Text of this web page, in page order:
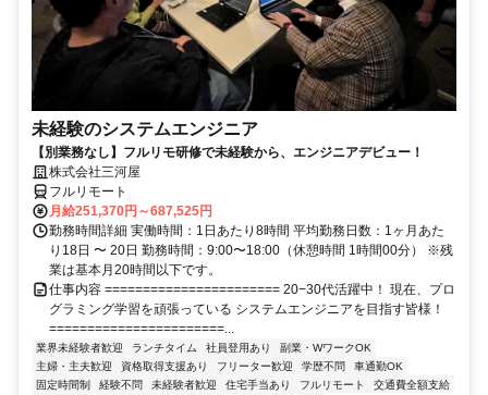
未経験のシステムエンジニア
【別業務なし】フルリモ研修で未経験から、エンジニアデビュー！
株式会社三河屋
フルリモート
月給251,370円～687,525円
勤務時間詳細 実働時間：1日あたり8時間 平均勤務日数：1ヶ月あた
り18日 〜 20日 勤務時間：9:00〜18:00（休憩時間 1時間00分） ※残
業は基本月20時間以下です。
仕事内容 ======================= 20−30代活躍中！ 現在、プロ
グラミング学習を頑張っている システムエンジニアを目指す皆様！
=======================...
業界未経験者歓迎 ランチタイム 社員登用あり
副業・WワークOK
主婦・主夫歓迎
資格取得支援あり フリーター歓迎 学歴不問
車通勤OK
固定時間制
経験不問 未経験者歓迎 住宅手当あり フルリモート
交通費全額支給